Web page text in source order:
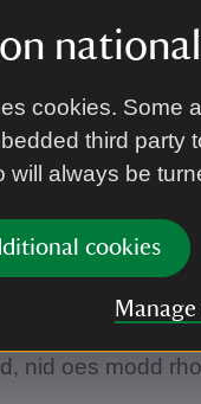
cookies. Some
third party
will always be
cookies
sy’n cael eu
eu cau i mewn
ddifrod
hyn yn
cyflwr y
digwydd drwy
nid oes modd